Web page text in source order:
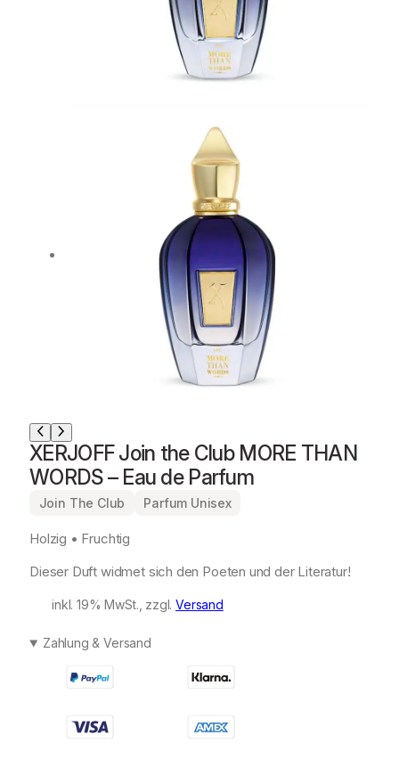
XERJOFF Join the Club MORE THAN
WORDS – Eau de Parfum
Join The Club Parfum Unisex
Holzig • Fruchtig
Dieser Duft widmet sich den Poeten und der Literatur!
inkl. 19% MwSt., zzgl.Versand
Zahlung & Versand